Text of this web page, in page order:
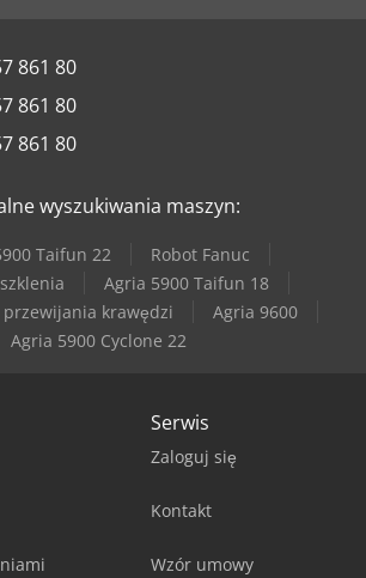
6/3050
Kontenery
861 80
861 80
861 80
wyszukiwania maszyn:
Taifun 22
Robot Fanuc
Agria 5900 Taifun 18
krawędzi
Agria 9600
Agria 5900 Cyclone 22
Serwis
Zaloguj się
Kontakt
Wzór umowy